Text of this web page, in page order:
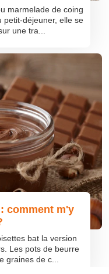
marmelade de coing
petit-déjeuner, elle se
une tra...
comment m'y
bat la version
Les pots de beurre
graines de c...